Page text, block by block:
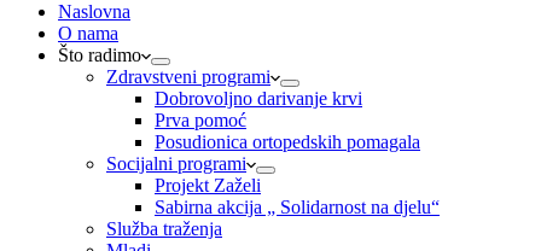
Naslovna
O nama
Što radimo
Zdravstveni programi
Dobrovoljno darivanje krvi
Prva pomoć
Posudionica ortopedskih pomagala
Socijalni programi
Projekt Zaželi
Sabirna akcija „ Solidarnost na djelu“
Služba traženja